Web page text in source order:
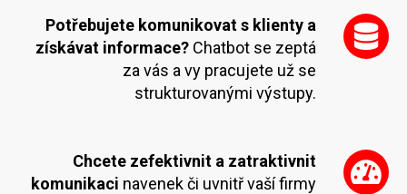
Potřebujete komunikovat s klienty a
získávat informace? Chatbot se zeptá
za vás a vy pracujete už se
strukturovanými výstupy.
Chcete zefektivnit a zatraktivnit
komunikaci navenek či uvnitř vaší firmy